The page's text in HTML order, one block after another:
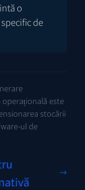
o
de
este
stocării
ul de